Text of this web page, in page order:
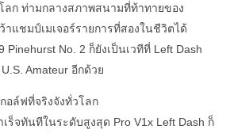
ลก ท่ามกลางสภาพสนามที่ท้าทายของ
าแชมป์เมเจอร์รายการที่สองในชีวิตได้
No. 2 ก็ยังเป็นเวทีที่ Left Dash
Amateur อีกด้วย
อล์ฟที่จริงจังทั่วโลก
ร็จทันทีในระดับสูงสุด Pro V1x Left Dash ก็